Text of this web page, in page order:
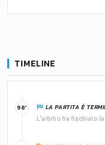
TIMELINE
LA PARTITA È
L'arbitro ha fischiato
98'